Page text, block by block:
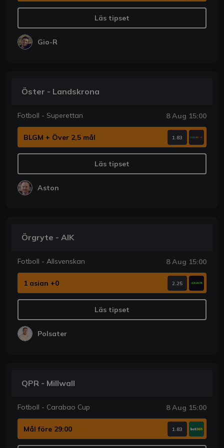
Läs tipset
Gio-R
Öster - Landskrona
Fotboll - Superettan 8 Aug 15:00
BLGM + Över 2,5 mål 1.83
Läs tipset
Aston
Örgryte - AIK
Fotboll - Allsvenskan 8 Aug 15:00
1 asian +0 2.25
Läs tipset
Polsater
QPR - Millwall
Fotboll - Carabao Cup 8 Aug 15:00
Mål före 29:00 1.83